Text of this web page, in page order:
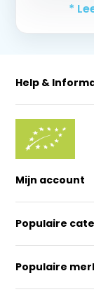
*
Help &
Mijn account
Populaire
Populaire